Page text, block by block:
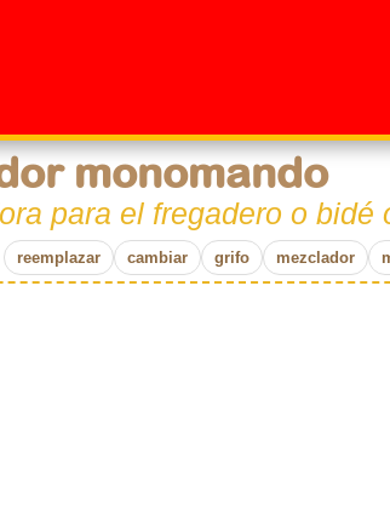
monomando
para el fregadero o bidé
reemplazar cambiar grifo mezclador